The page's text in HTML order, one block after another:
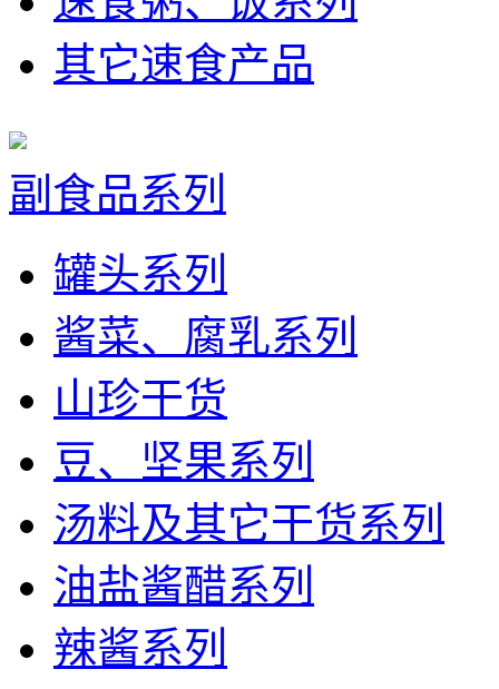
其它速食产品
副食品系列
罐头系列
酱菜、腐乳系列
山珍干货
豆、坚果系列
汤料及其它干货系列
油盐酱醋系列
辣酱系列